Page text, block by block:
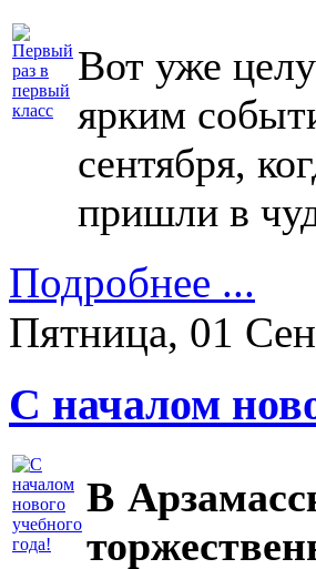
Вот уже
ярким
сентября,
пришли в
Подробнее ...
Пятница, 01
С началом
В